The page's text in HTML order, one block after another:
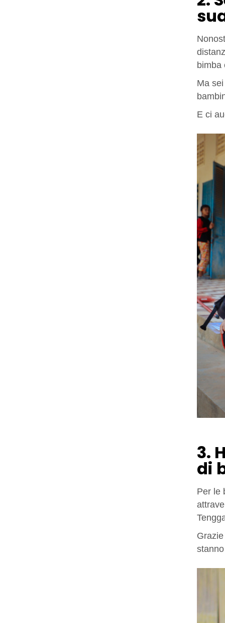
bimba
Ma
E ci
3.
di
Per le